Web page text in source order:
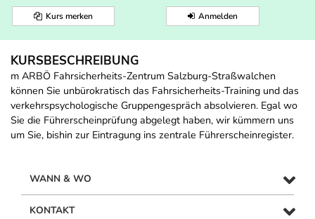
Kurs merken Anmelden
KURSBESCHREIBUNG
m ARBÖ Fahrsicherheits-Zentrum Salzburg-Straßwalchen
können Sie unbürokratisch das Fahrsicherheits-Training und das
verkehrspsychologische Gruppengespräch absolvieren. Egal wo
Sie die Führerscheinprüfung abgelegt haben, wir kümmern uns
um Sie, bishin zur Eintragung ins zentrale Führerscheinregister.
WANN & WO
KONTAKT